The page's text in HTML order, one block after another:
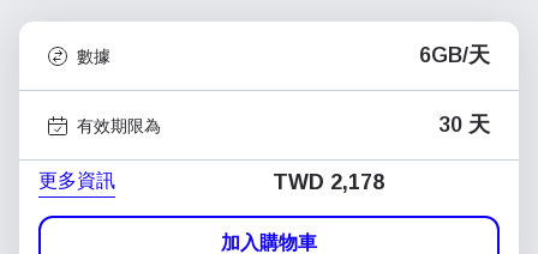
數據 6GB/天
有效期限為 30 天
更多資訊 TWD 2,178
加入購物車